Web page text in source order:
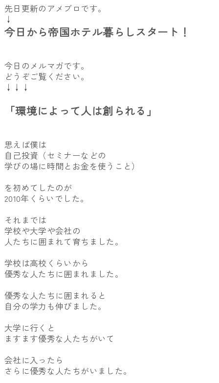
先日更新のアメブロです。
↓
今日から帝国ホテル暮らしスタート！
今日のメルマガです。
どうぞご覧ください。
↓↓↓
「環境によって人は創られる」
思えば僕は
自己投資（セミナーなどの
学びの場に時間とお金を使うこと）
を初めてしたのが
2010年くらいでした。
それまでは
学校や大学や会社の
人たちに囲まれて育ちました。
学校は高校くらいから
優秀な人たちに囲まれました。
優秀な人たちに囲まれると
自分の学力も伸びました。
大学に行くと
ますます優秀な人たちがいて
会社に入ったら
さらに優秀な人たちがいました。